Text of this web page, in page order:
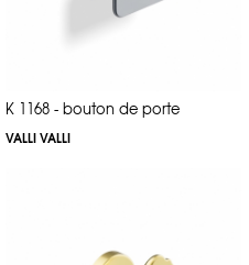
K 1168 - bouton de porte
VALLI VALLI